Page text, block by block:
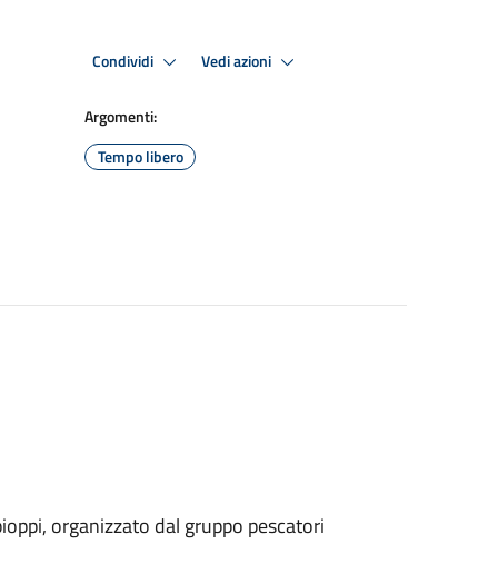
Condividi Vedi azioni
Argomenti:
Tempo libero
organizzato dal gruppo pescatori